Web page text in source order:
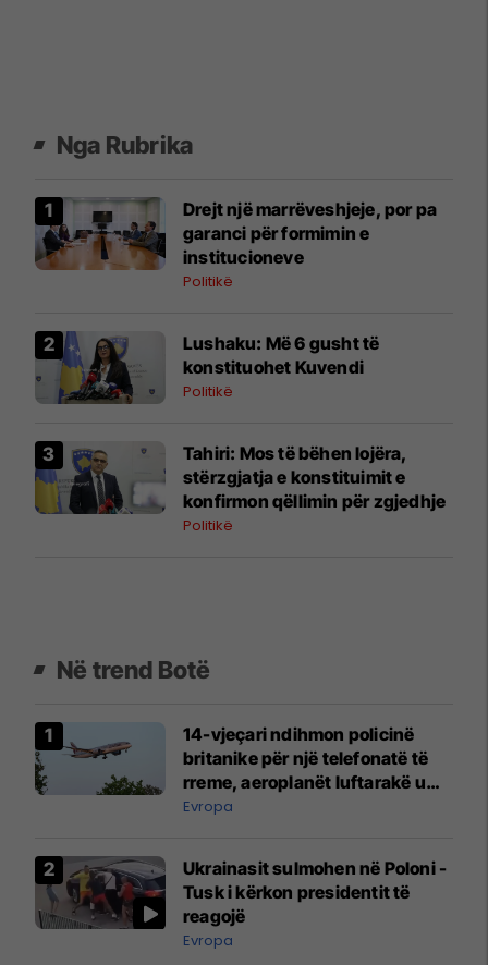
Nga Rubrika
Drejt një marrëveshjeje, por pa
garanci për formimin e
institucioneve
Politikë
​Lushaku: Më 6 gusht të
konstituohet Kuvendi
Politikë
​Tahiri: Mos të bëhen lojëra,
stërzgjatja e konstituimit e
konfirmon qëllimin për zgjedhje
Politikë
Në trend Botë
14-vjeçari ndihmon policinë
britanike për një telefonatë të
rreme, aeroplanët luftarakë u
ngritën në ajër për të
Mançesterit
Evropa
Ukrainasit sulmohen në Poloni -
Tusk i kërkon presidentit të
reagojë
Evropa